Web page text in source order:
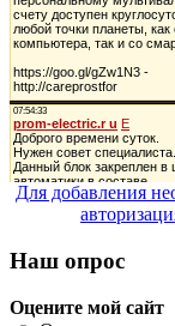
Для добавления
Наш опрос
Оцените мой сайт